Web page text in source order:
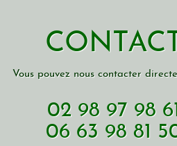
CONTACT
Vous pouvez nous contacter
02 98 97 98
06 63 98 81